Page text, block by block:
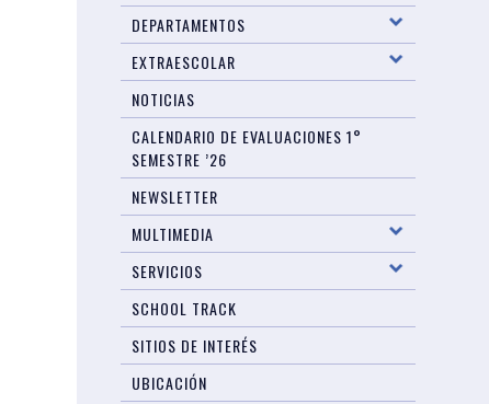
DEPARTAMENTOS
EXTRAESCOLAR
NOTICIAS
CALENDARIO DE EVALUACIONES 1°
SEMESTRE ’26
NEWSLETTER
MULTIMEDIA
SERVICIOS
SCHOOL TRACK
SITIOS DE INTERÉS
UBICACIÓN